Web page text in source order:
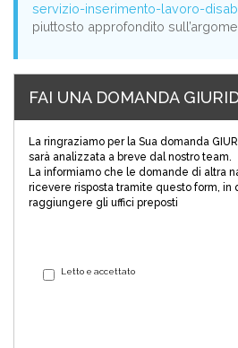
servizio-inserimento-lavoro-
piuttosto approfondito
FAI UNA DOMANDA
La ringraziamo per la Sua domanda
sarà analizzata a breve dal nostro team.
La informiamo che le domande di altra
ricevere risposta tramite questo form, in
raggiungere gli uffici preposti
Letto e accettato